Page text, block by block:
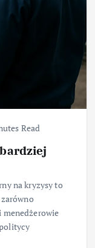
Read
na kryzysy to
menedżerowie